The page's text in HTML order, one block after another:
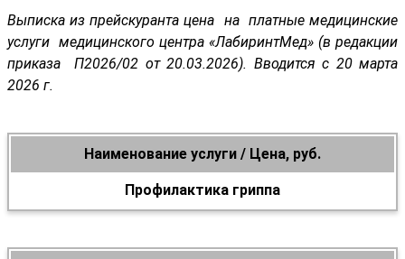
Выписка из прейскуранта цена на платные медицинские
услуги медицинского центра «ЛабиринтМед» (в редакции
приказа П2026/02 от 20.03.2026). Вводится с 20 марта
2026 г.
Наименование услуги / Цена, руб.
Профилактика гриппа